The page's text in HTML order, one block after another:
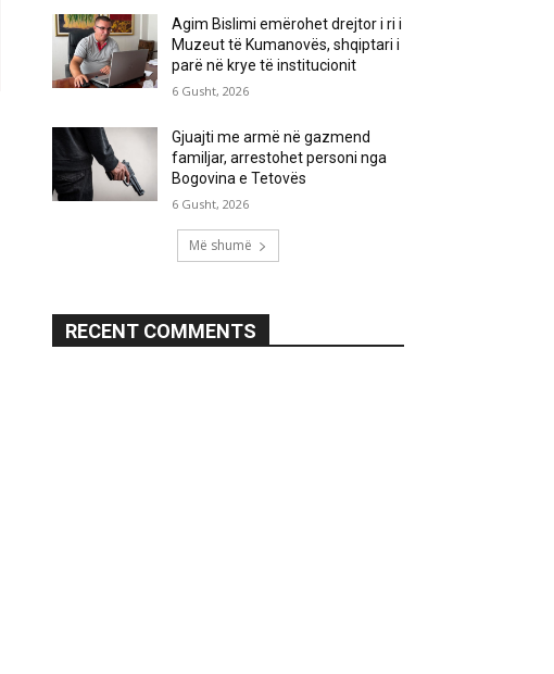
Agim Bislimi emërohet drejtor i ri i
Muzeut të Kumanovës, shqiptari i
parë në krye të institucionit
6 Gusht, 2026
Gjuajti me armë në gazmend
familjar, arrestohet personi nga
Bogovina e Tetovës
6 Gusht, 2026
Më shumë
RECENT COMMENTS